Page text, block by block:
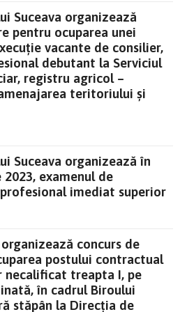
Suceava organizează
pentru ocuparea unei
vacante de consilier,
debutant la Serviciul
registru agricol –
teritoriului și
Suceava organizează în
examenul de
imediat superior
concurs de
postului contractual
necalificat treapta I, pe
în cadrul Biroului
stăpân la Direcția de